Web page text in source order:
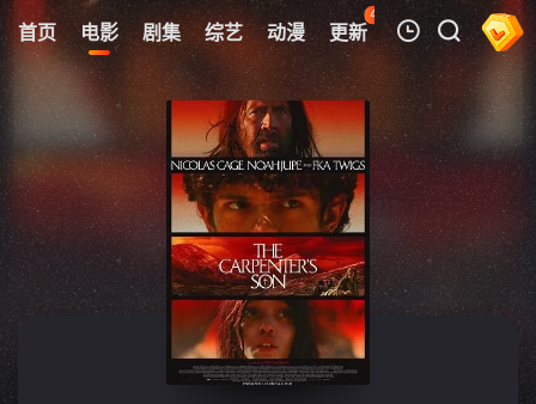
首页 电影 剧集 综艺 动漫 更新
43
热榜 APP
我的观影记录
暂无观看影片的记录